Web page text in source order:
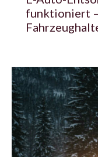
funktioniert